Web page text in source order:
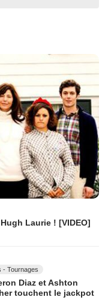
Laurie ! [VIDEO]
- Tournages
Diaz et Ashton
touchent le jackpot